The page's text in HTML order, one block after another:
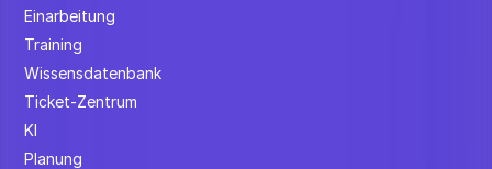
Einarbeitung
Training
Wissensdatenbank
Ticket-Zentrum
KI
Planung